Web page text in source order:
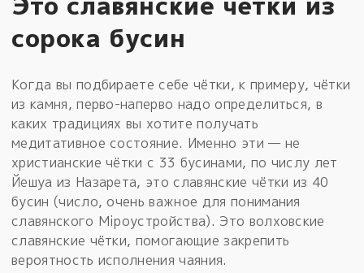
сорока бусин
Когда вы подбираете себе чётки, к примеру, чётки
из камня, перво-наперво надо определиться, в
каких традициях вы хотите получать
медитативное состояние. Именно эти — не
христианские чётки с 33 бусинами, по числу лет
Йешуа из Назарета, это славянские чётки из 40
бусин (число, очень важное для понимания
славянского Мiроустройства). Это волховские
славянские чётки, помогающие закрепить
вероятность исполнения чаяния.